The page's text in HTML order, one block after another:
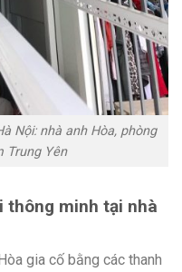
Nội: nhà anh Hòa, phòng
Trung Yên
thông minh tại nhà
gia cố bằng các thanh